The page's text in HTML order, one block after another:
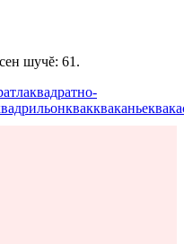
шучĕ: 61.
квадратно-
кваккваканье